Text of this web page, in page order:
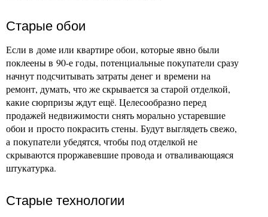
Старые обои
Если в доме или квартире обои, которые явно были
поклеены в 90-е годы, потенциальные покупатели сразу
начнут подсчитывать затраты денег и времени на
ремонт, думать, что же скрывается за старой отделкой,
какие сюрпризы ждут ещё. Целесообразно перед
продажей недвижимости снять морально устаревшие
обои и просто покрасить стены. Будут выглядеть свежо,
а покупатели убедятся, чтобы под отделкой не
скрываются проржавевшие провода и отваливающаяся
штукатурка.
Старые технологии